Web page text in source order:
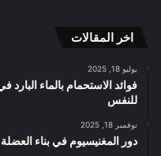
اخر المقالات
يوليو 18, 2025
فوائد الاستحمام بالماء
للنفس
نوفمبر 18, 2025
دور المغنيسيوم في بناء